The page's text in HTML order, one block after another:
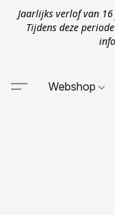
Jaarlijks verlof van
Tijdens deze
Webshop